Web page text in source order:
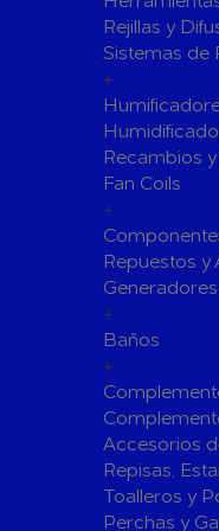
Válvulas
Válvulas
Válvulas
Bombas
Cocinas
Grifería de
Contra
Energías
Calderas
Sistemas
Rejillas y
Sistemas de
+
Recambios
Fan Coils
+
Repuestos y
+
Baños
+
Accesorios
Repisas,
Toalleros y
Perchas y